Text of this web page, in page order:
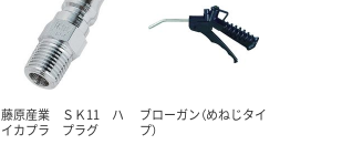
藤原産業 ＳＫ11 ハ
イカプラ プラグ
ブローガン（めねじタイ
プ）